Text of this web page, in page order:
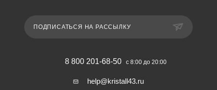
ПОДПИСАТЬСЯ НА РАССЫЛКУ
8 800 201-68-50 с 8:00 до 20:00
help@kristall43.ru